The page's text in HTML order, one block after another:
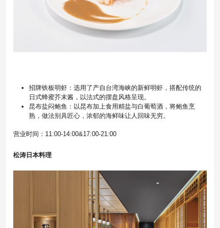
招牌铁板明虾：选用了产自台湾海峡的新鲜明虾，搭配传统的
日式蜂蜜芥末酱，以法式的摆盘风格呈现。
昆布盐闷鲍鱼：以昆布加上食用精盐与白葡萄酒，将鲍鱼烹
熟，做法别具匠心，浓郁的海鲜味让人回味无穷。
营业时间：11:00-14:00&17:00-21:00
松涛日本料理